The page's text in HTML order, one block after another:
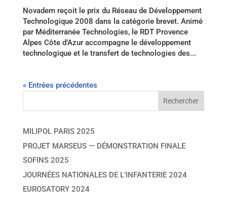
Novadem reçoit le prix du Réseau de Développement
Technologique 2008 dans la catégorie brevet. Animé
par Méditerranée Technologies, le RDT Provence
Alpes Côte d’Azur accompagne le développement
technologique et le transfert de technologies des...
« Entrées précédentes
MILIPOL PARIS 2025
PROJET MARSEUS — DÉMONSTRATION FINALE
SOFINS 2025
JOURNÉES NATIONALES DE L’INFANTERIE 2024
EUROSATORY 2024